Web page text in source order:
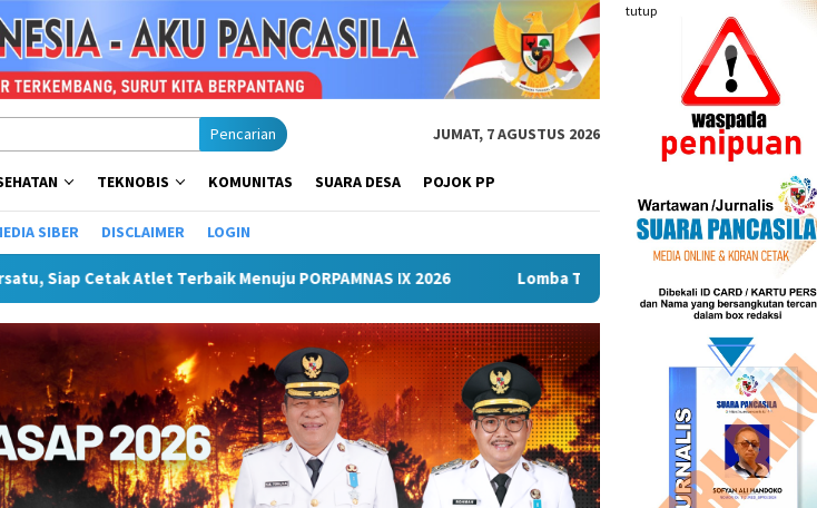
tutup
Pencarian JUMAT, 7 AGUSTUS 2026
TEKNOBIS KOMUNITAS SUARA DESA POJOK PP
SIBER DISCLAIMER LOGIN
Menuju PORPAMNAS IX 2026 Lomba Turnamen Mini Soccer Antar Organisasi Perangkat